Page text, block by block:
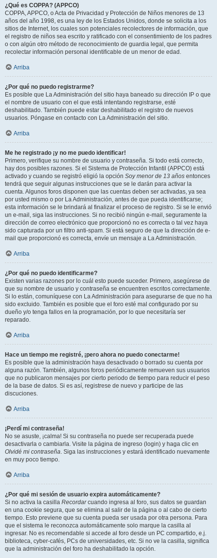
¿Qué es COPPA? (APPCO)
COPPA, APPCO, o Acta de Privacidad y Protección de Niños menores de 13
años del año 1998, es una ley de los Estados Unidos, donde se solicita a los
sitios de Internet, los cuales son potenciales recolectores de información, que
el registro de niños sea escrito y ratificado con el consentimiento de los padres
o con algún otro método de reconocimiento de guardia legal, que permita
recolectar información personal identificable de un menor de edad.
Arriba
¿Por qué no puedo registrarme?
Es posible que La Administración del sitio haya baneado su dirección IP o que
el nombre de usuario con el que está intentando registrarse, esté
deshabilitado. También puede estar deshabilitado el registro de nuevos
usuarios. Póngase en contacto con La Administración del sitio.
Arriba
Me he registrado ¡y no me puedo identificar!
Primero, verifique su nombre de usuario y contraseña. Si todo está correcto,
hay dos posibles razones. Si el Sistema de Protección Infantil (APPCO) está
activado y cuando se registró eligió la opción Soy menor de 13 años entonces
tendrá que seguir algunas instrucciones que se le darán para activar la
cuenta. Algunos foros disponen que las cuentas deben ser activadas, ya sea
por usted mismo o por La Administración, antes de que pueda identificarse;
esta información se le brindará al finalizar el proceso de registro. Si se le envió
un e-mail, siga las instrucciones. Si no recibió ningún e-mail, seguramente la
dirección de correo electrónico que proporcionó no es correcta o tal vez haya
sido capturada por un filtro anti-spam. Si está seguro de que la dirección de e-
mail que proporcionó es correcta, envíe un mensaje a La Administración.
Arriba
¿Por qué no puedo identificarme?
Existen varias razones por lo cuál esto puede suceder. Primero, asegúrese de
que su nombre de usuario y contraseña se encuentren escritos correctamente.
Si lo están, comuníquese con La Administración para asegurarse de que no ha
sido excluido. También es posible que el foro esté mal configurado por su
dueño y/o tenga fallos en la programación, por lo que necesitaría ser
reparado.
Arriba
Hace un tiempo me registré, ¡pero ahora no puedo conectarme!
Es posible que la administración haya desactivado o borrado su cuenta por
alguna razón. También, algunos foros periódicamente remueven sus usuarios
que no publicaron mensajes por cierto periodo de tiempo para reducir el peso
de la base de datos. Si es así, registrese de nuevo y participe de las
discuciones.
Arriba
¡Perdí mi contraseña!
No se asuste, ¡calma! Si su contraseña no puede ser recuperada puede
desactivarla o cambiarla. Visite la página de ingreso (login) y haga clic en
Olvidé mi contraseña. Siga las instrucciones y estará identificado nuevamente
en muy poco tiempo.
Arriba
¿Por qué mi sesión de usuario expira automáticamente?
Si no activa la casilla Recordarcuando ingresa al foro, sus datos se guardan
en una cookie segura, que se elimina al salir de la página o al cabo de cierto
tiempo. Esto previene que su cuenta pueda ser usada por otra persona. Para
que el sistema le reconozca automáticamente solo marque la casilla al
ingresar. No es recomendable si accede al foro desde un PC compartido, e.j.
biblioteca, cyber-cafés, PCs de universidades, etc. Si no ve la casilla, significa
que la administración del foro ha deshabilitado la opción.